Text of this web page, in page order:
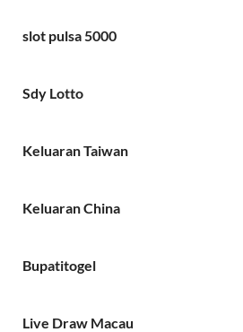
slot pulsa 5000
Sdy Lotto
Keluaran Taiwan
Keluaran China
Bupatitogel
Live Draw Macau